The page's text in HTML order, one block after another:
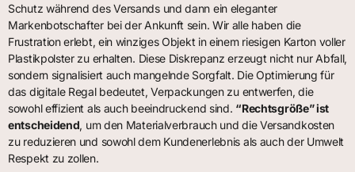
Schutz während des Versands und dann ein eleganter
Markenbotschafter bei der Ankunft sein. Wir alle haben die
Frustration erlebt, ein winziges Objekt in einem riesigen Karton voller
Plastikpolster zu erhalten. Diese Diskrepanz erzeugt nicht nur Abfall,
sondern signalisiert auch mangelnde Sorgfalt. Die Optimierung für
das digitale Regal bedeutet, Verpackungen zu entwerfen, die
sowohl effizient als auch beeindruckend sind. “Rechtsgröße” ist
entscheidend, um den Materialverbrauch und die Versandkosten
zu reduzieren und sowohl dem Kundenerlebnis als auch der Umwelt
Respekt zu zollen.